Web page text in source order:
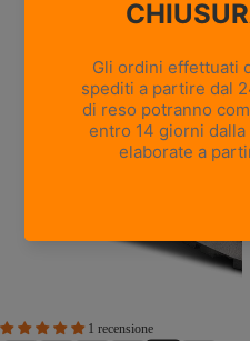
1 recensione